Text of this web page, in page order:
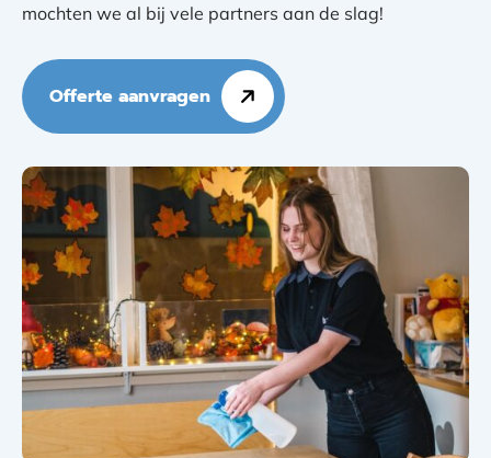
mochten we al bij vele partners aan de slag!
Offerte aanvragen